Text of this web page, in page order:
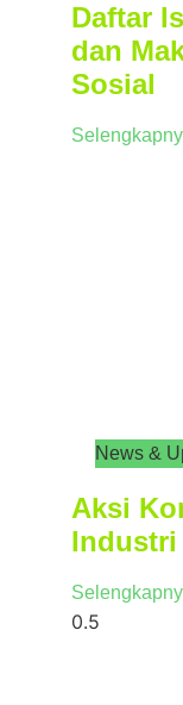
Daftar
dan
Sosial
News &
Aksi
Industri